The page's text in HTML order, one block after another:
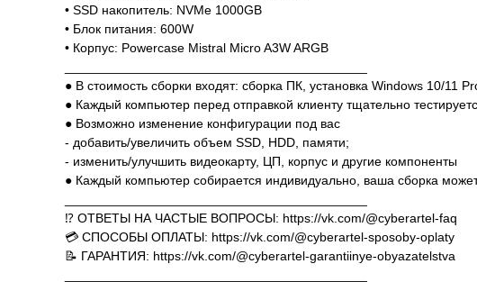
• SSD накопитель: NVMe 1000GB
• Блок питания: 600W
• Корпус: Powercase Mistral Micro A3W ARGB
● В стоимость сборки входят: сборка ПК, установка Windows 10/11
● Каждый компьютер перед отправкой клиенту тщательно
● Возможно изменение конфигурации под вас
- добавить/увеличить объем SSD, HDD, памяти;
- изменить/улучшить видеокарту, ЦП, корпус и другие компоненты
● Каждый компьютер собирается индивидуально, ваша сборка
⁉️ ОТВЕТЫ НА ЧАСТЫЕ ВОПРОСЫ: https://vk.com/@cyberartel-faq
💳 СПОСОБЫ ОПЛАТЫ: https://vk.com/@cyberartel-sposoby-oplaty
📝 ГАРАНТИЯ: https://vk.com/@cyberartel-garantiinye-obyazatelstva